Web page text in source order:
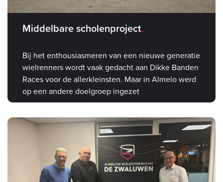
Middelbare scholenproject
Bij het enthousiasmeren van een nieuwe generatie
wielrenners wordt vaak gedacht aan Dikke Banden
Races voor de allerkleinsten. Maar in Almelo werd
op een andere doelgroep ingezet